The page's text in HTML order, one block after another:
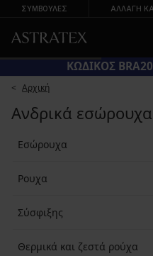
ΣΥΜΒΟΥΛΕΣ ΑΛΛΑΓΉ
ΚΩΔΙΚΟΣ
Αρχική
Ανδρικά
Εσώρουχα
Ρουχα
Σύσφιξης
Θερμικά και ζεστά ρούχα